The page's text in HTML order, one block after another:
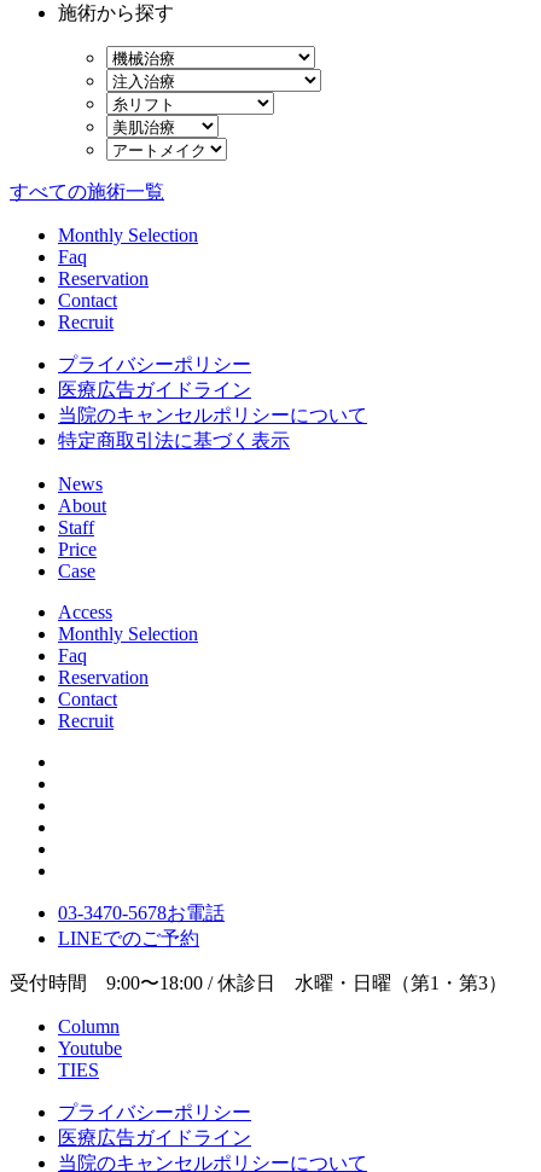
施術から探す
すべての施術一覧
Monthly Selection
Faq
Reservation
Contact
Recruit
プライバシーポリシー
医療広告ガイドライン
当院のキャンセルポリシーについて
特定商取引法に基づく表示
News
About
Staff
Price
Case
Access
Monthly Selection
Faq
Reservation
Contact
Recruit
03-3470-5678お電話
LINEでのご予約
受付時間 9:00〜18:00 / 休診日 水曜・日曜（第1・第3）
Column
Youtube
TIES
プライバシーポリシー
医療広告ガイドライン
当院のキャンセルポリシーについて